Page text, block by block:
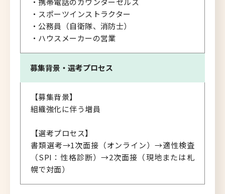
・スポーツインストラクター
・公務員（自衛隊、消防士）
・ハウスメーカーの営業
募集背景・ 選考プロセス
【募集背景】
組織強化に伴う増員
【選考プロセス】
書類選考→1次面接（オンライン）→適性検査
（SPI：性格診断）→2次面接（現地または札
幌で対面）